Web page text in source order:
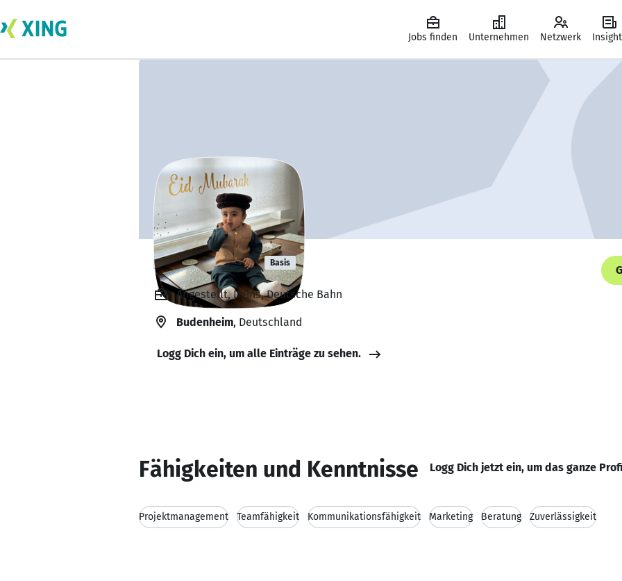
Jobs finden Unternehmen Netzwerk
Dein Champ Basis
Angestellt, Deins, Deutsche Bahn
Budenheim, Deutschland
Logg Dich ein, um alle Einträge zu sehen.
Fähigkeiten und Kenntnisse Logg Dich jetzt ein, um das ganze
Projektmanagement Teamfähigkeit Kommunikationsfähigkeit Marketing Beratung Zuverlässigkeit